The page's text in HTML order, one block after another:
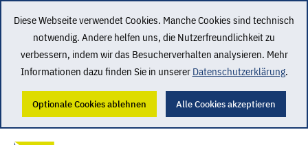
Diese Webseite verwendet Cookies. Manche Cookies sind technisch
notwendig. Andere helfen uns, die Nutzerfreundlichkeit zu
verbessern, indem wir das Besucherverhalten analysieren. Mehr
Informationen dazu finden Sie in unserer Datenschutzerklärung.
Optionale Cookies ablehnen Alle Cookies akzeptieren